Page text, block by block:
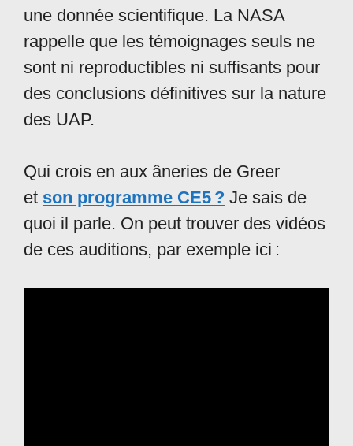
une donnée scientifique. La NASA
rappelle que les témoignages seuls ne
sont ni reproductibles ni suffisants pour
des conclusions définitives sur la nature
des UAP.
Qui crois en aux âneries de Greer
et son programme CE5 ? Je sais de
quoi il parle. On peut trouver des vidéos
de ces auditions, par exemple ici :